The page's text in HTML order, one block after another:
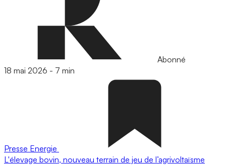
Abonné
18 mai 2026 - 7 min
Presse Energie
L'élevage bovin, nouveau terrain de jeu de l’agrivoltaïsme